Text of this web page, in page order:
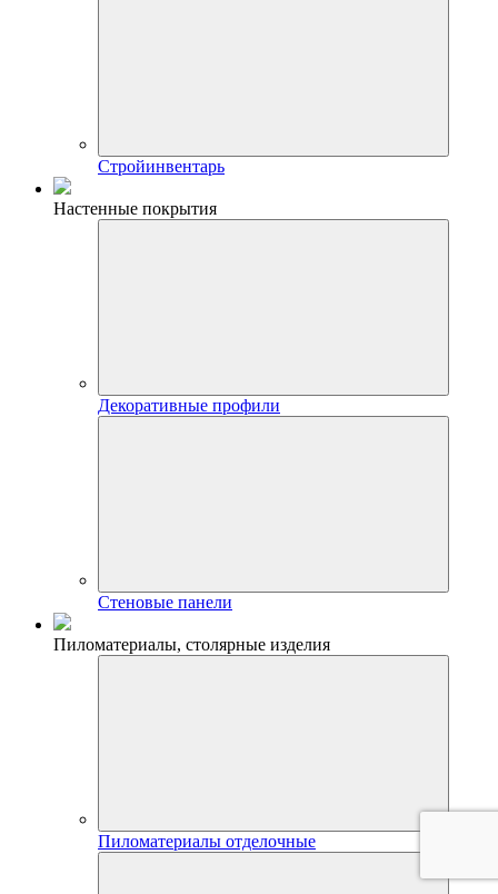
Стройинвентарь
Настенные покрытия
Декоративные профили
Стеновые панели
Пиломатериалы, столярные изделия
Пиломатериалы отделочные